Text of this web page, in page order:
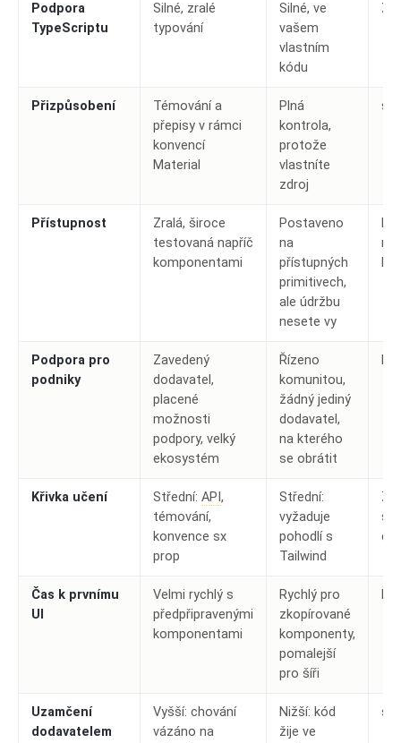
Podpora
TypeScriptu
Silné, zralé
typování
Silné, ve
vašem
vlastním
kódu
Přizpůsobení
Témování a
přepisy v rámci
konvencí
Material
Plná
kontrola,
protože
vlastníte
zdroj
Přístupnost
Zralá, široce
testovaná napříč
komponentami
Postaveno
na
přístupných
primitivech,
ale údržbu
nesete vy
Podpora pro
podniky
Zavedený
dodavatel,
placené
možnosti
podpory, velký
ekosystém
Řízeno
komunitou,
žádný jediný
dodavatel,
na kterého
se obrátit
Křivka učení Střední: API ,
témování,
konvence sx
prop
Střední:
vyžaduje
pohodlí s
Tailwind
Čas k prvnímu
UI
Velmi rychlý s
předpřipravenými
komponentami
Rychlý pro
zkopírované
komponenty,
pomalejší
pro šíři
Uzamčení
dodavatelem
Vyšší: chování
vázáno na
Nižší: kód
žije ve